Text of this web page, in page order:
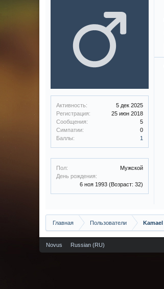
Активность:
5 дек 2025
Регистрация:
25 июн 2018
Сообщения:
5
Симпатии:
0
Баллы:
1
Пол:
Мужской
День рождения:
6 ноя 1993 (Возраст: 32)
Главная Пользователи Kamael
Novus Russian (RU)